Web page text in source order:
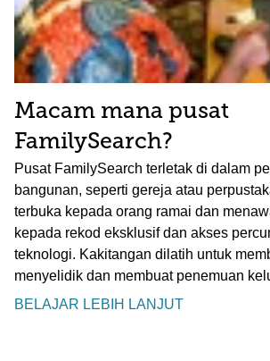
Macam mana pusat
FamilySearch?
Pusat FamilySearch terletak di dalam
bangunan, seperti gereja atau
terbuka kepada orang ramai dan
kepada rekod eksklusif dan akses
teknologi. Kakitangan dilatih untuk
menyelidik dan membuat penemuan
BELAJAR LEBIH LANJUT